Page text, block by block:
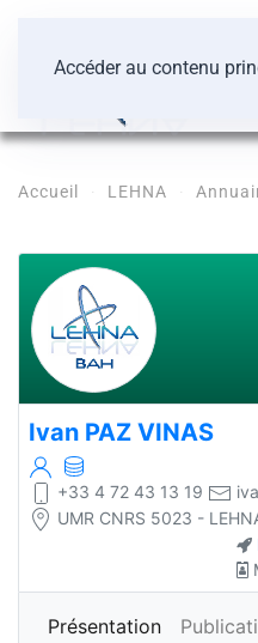
Accéder au contenu
Accueil LEHNA
Ivan PAZ VINAS
+33 4 72 43 13 19
UMR CNRS 5023 -
Présentation